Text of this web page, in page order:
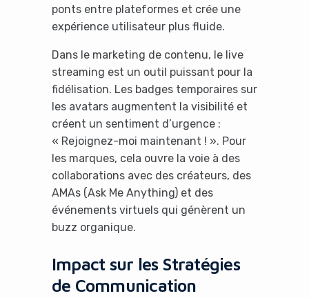
ponts entre plateformes et crée une
expérience utilisateur plus fluide.
Dans le marketing de contenu, le live
streaming est un outil puissant pour la
fidélisation. Les badges temporaires sur
les avatars augmentent la visibilité et
créent un sentiment d’urgence :
« Rejoignez-moi maintenant ! ». Pour
les marques, cela ouvre la voie à des
collaborations avec des créateurs, des
AMAs (Ask Me Anything) et des
événements virtuels qui génèrent un
buzz organique.
Impact sur les Stratégies
de Communication